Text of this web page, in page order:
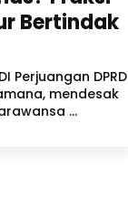
Bertindak
Perjuangan DPRD
mendesak
...